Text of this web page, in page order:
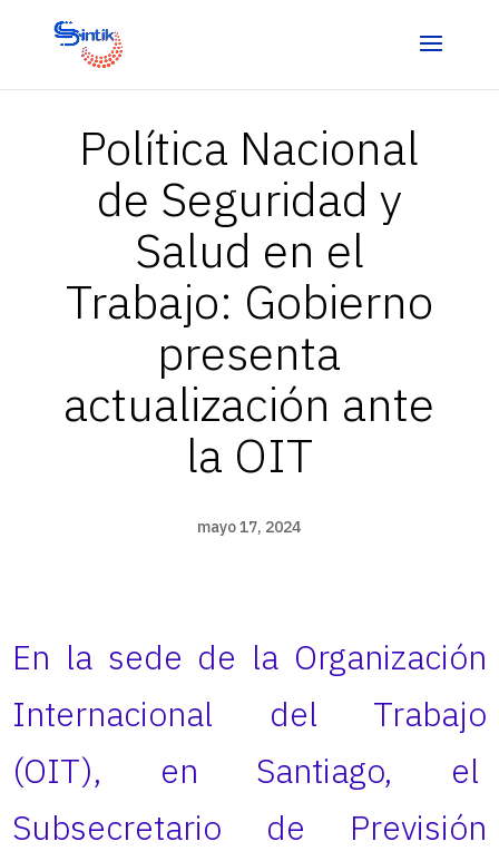
Política Nacional
de Seguridad y
Salud en el
Trabajo: Gobierno
presenta
actualización ante
la OIT
mayo 17, 2024
En la sede de la Organización
Internacional del Trabajo
(OIT), en Santiago, el
Subsecretario de Previsión